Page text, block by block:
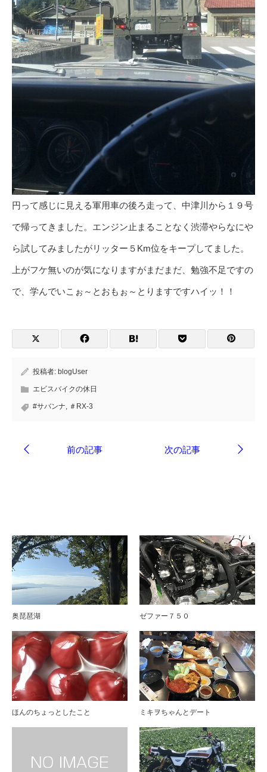
円って感じに見える軍用車の後ろ走って、中津川から１９号
で帰ってきました。エンジン止まることなく渋滞やらなにや
ら試してみましたがリッター５Km位をキープしてました。
上がフケ無いのが気になりますがまだまだ、勉強不足ですの
で、学んでいこぉ～とおもぉ～とりますですハイッ！！
投稿者: blogUser
エビスバイクの休日
#サバンナ, ＃RX-3
奥琵琶湖 ゼファー７５０
ほんのちょっとしたこと ミキヲちゃんとデート